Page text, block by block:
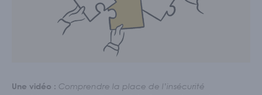
Une vidéo : Comprendre la place de l’insécurité